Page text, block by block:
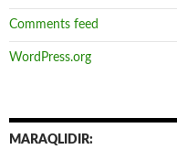
Comments feed
WordPress.org
MARAQLIDIR: